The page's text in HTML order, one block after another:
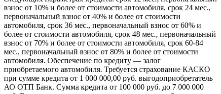
взнос от 10% и более от стоимости автомобиля, срок 24 мес.,
первоначальный взнос от 40% и более от стоимости
автомобиля, срок 36 мес., первоначальный взнос от 60% и
более от стоимости автомобиля, срок 48 мес., первоначальный
взнос от 70% и более от стоимости автомобиля, срок 60-84
мес., первоначальный взнос от 80% и более от стоимости
автомобиля. Обеспечение по кредиту — залог
приобретаемого автомобиля. Требуется страхование КАСКО
при сумме кредита от 1 000 000,00 руб. выгодоприобретатель
АО ОТП Банк. Сумма кредита от 100 000 руб. до 7 000 000